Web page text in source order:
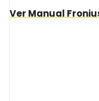
Ver Manual